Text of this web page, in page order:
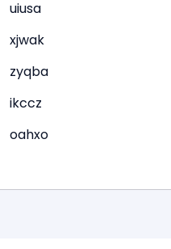
uiusa
xjwak
zyqba
ikccz
oahxo